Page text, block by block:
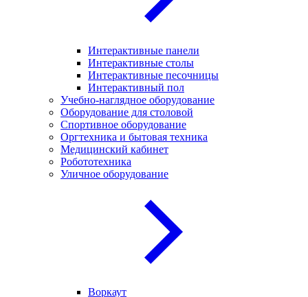
Интерактивные панели
Интерактивные столы
Интерактивные песочницы
Интерактивный пол
Учебно-наглядное оборудование
Оборудование для столовой
Спортивное оборудование
Оргтехника и бытовая техника
Медицинский кабинет
Робототехника
Уличное оборудование
Воркаут